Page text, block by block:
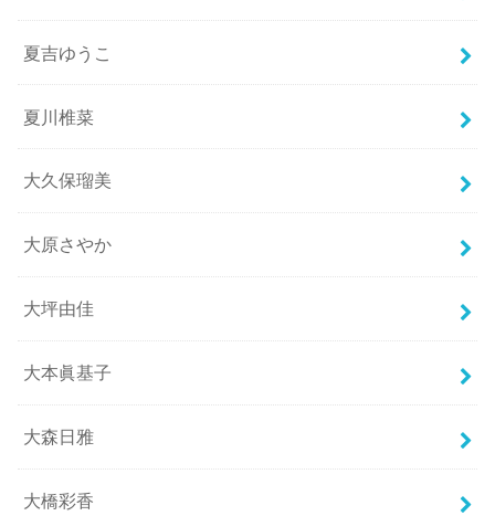
夏吉ゆうこ
夏川椎菜
大久保瑠美
大原さやか
大坪由佳
大本眞基子
大森日雅
大橋彩香